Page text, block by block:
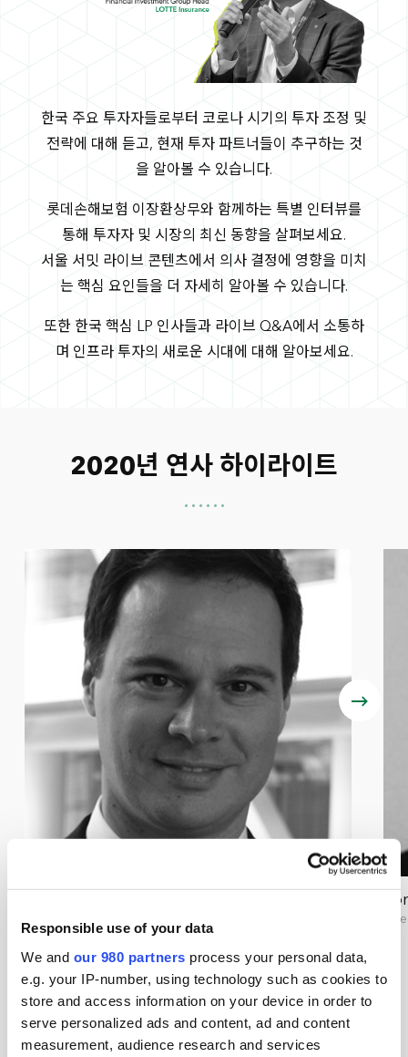
Responsible use of your data
We and our 980 partners process your personal data,
e.g. your IP-number, using technology such as cookies to
store and access information on your device in order to
serve personalized ads and content, ad and content
measurement, audience research and services
한국 주요 투자자들로부터 코로나 시기의 투자 조정 및
전략에 대해 듣고, 현재 투자 파트너들이 추구하는 것
을 알아볼 수 있습니다.
롯데손해보험 이장환상무와 함께하는 특별 인터뷰를
통해 투자자 및 시장의 최신 동향을 살펴보세요.
서울 서밋 라이브 콘텐츠에서 의사 결정에 영향을 미치
는 핵심 요인들을 더 자세히 알아볼 수 있습니다.
또한 한국 핵심 LP 인사들과 라이브 Q&A에서 소통하
며 인프라 투자의 새로운 시대에 대해 알아보세요.
2020년 연사 하이라이트
Singapore
View all speakers
지금 예약하기